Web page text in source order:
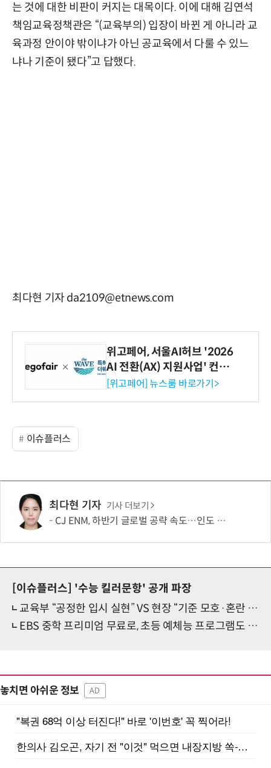
는 것에 대한 비판이 커지는 대목이다. 이에 대해 김연석
책임교육정책관은 “(교육부의) 입장이 바뀐 게 아니라 교
육과정 안이야 밖이냐가 아닌 공교육에서 다룰 수 있느
냐나 기준이 됐다”고 답했다.
최다현 기자 da2109@etnews.com
위고페어, 서울AI허브 '2026
AI 전환(AX) 지원사업' 컨소
시엄 선정
[위고페어] 뉴스룸 바로가기>
이슈플러스
최다현 기자 기사 더보기
CJ ENM, 하반기 글로벌 공략 속도…인도 등 신규 시장 개척
[이슈플러스] '수능 킬러문항' 공개 파장
교육부 “공정한 입시 실현” VS 현장 “기준 모호·혼란 가중”
EBS 중학 프리미엄 무료로, 초등 예체능 프로그램도 확대... 교육부, 사교육 경감 대책 발표
놓치면 아쉬운 정보 AD